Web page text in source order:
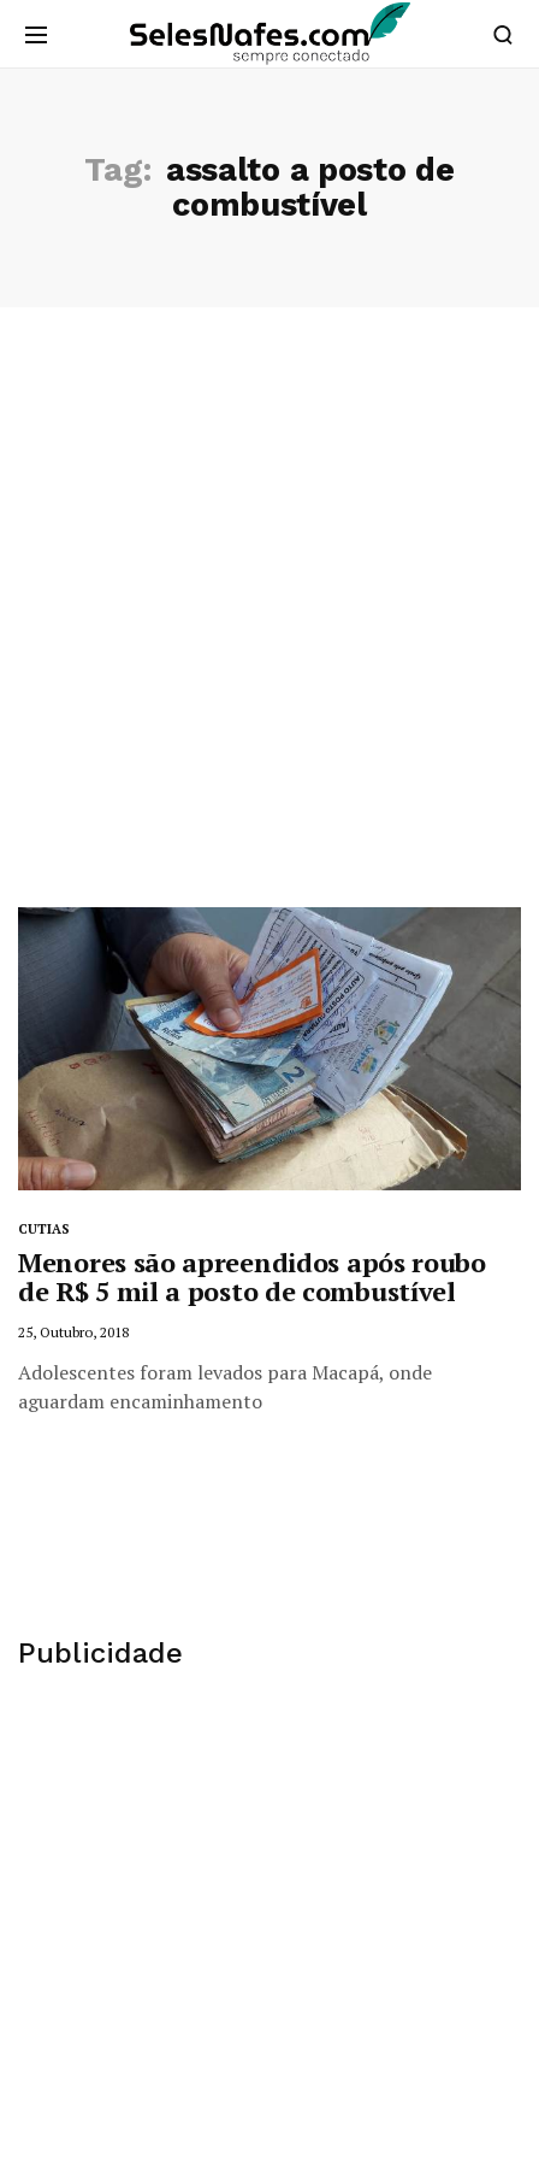
Tag: assalto a posto de
combustível
CUTIAS
Menores são apreendidos após roubo
de R$ 5 mil a posto de combustível
25, Outubro, 2018
Adolescentes foram levados para Macapá, onde
aguardam encaminhamento
Publicidade